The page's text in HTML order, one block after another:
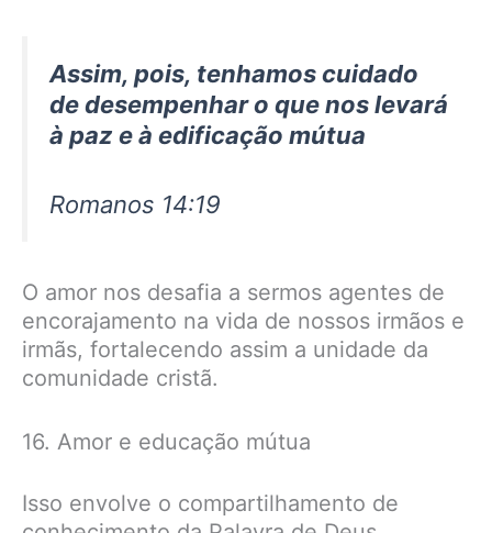
Assim, pois, tenhamos cuidado
de desempenhar o que nos levará
à paz e à edificação mútua
Romanos 14:19
O amor nos desafia a sermos agentes de
encorajamento na vida de nossos irmãos e
irmãs, fortalecendo assim a unidade da
comunidade cristã.
16. Amor e educação mútua
Isso envolve o compartilhamento de